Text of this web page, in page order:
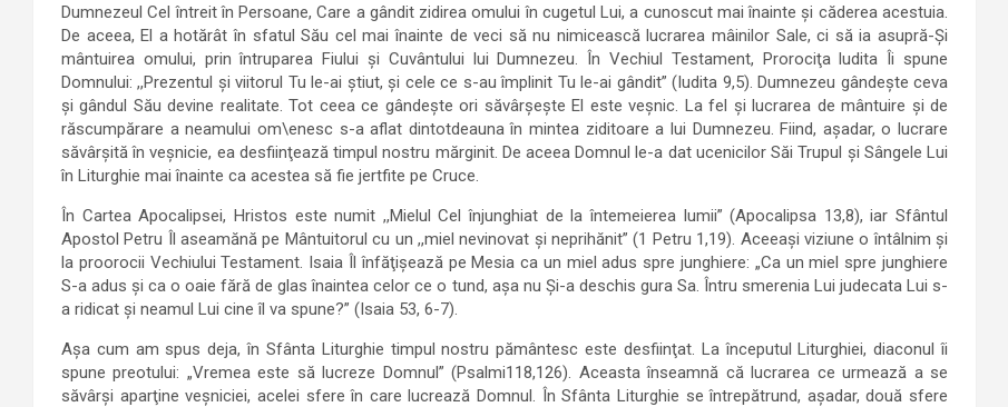
Dumnezeul Cel întreit în Persoane, Care a gândit zidirea omului în cugetul Lui, a cunoscut mai înainte şi căderea acestuia.
De aceea, El a hotărât în sfatul Său cel mai înainte de veci să nu nimicească lucrarea mâinilor Sale, ci să ia asupră-Şi
mântuirea omului, prin întruparea Fiului şi Cuvântului lui Dumnezeu. În Vechiul Testament, Prorociţa ludita Îi spune
Domnului: ,,Prezentul şi viitorul Tu le-ai ştiut, şi cele ce s-au împlinit Tu le-ai gândit” (Iudita 9,5). Dumnezeu gândeşte ceva
şi gândul Său devine realitate. Tot ceea ce gândeşte ori săvârşeşte El este veşnic. La fel şi lucrarea de mântuire şi de
răscumpărare a neamului om\enesc s-a aflat dintotdeauna în mintea ziditoare a lui Dumnezeu. Fiind, aşadar, o lucrare
săvârşită în veşnicie, ea desfiinţează timpul nostru mărginit. De aceea Domnul le-a dat ucenicilor Săi Trupul şi Sângele Lui
în Liturghie mai înainte ca acestea să fie jertfite pe Cruce.
În Cartea Apocalipsei, Hristos este numit ,,Mielul Cel înjunghiat de la întemeierea lumii” (Apocalipsa 13,8), iar Sfântul
Apostol Petru Îl aseamănă pe Mântuitorul cu un ,,miel nevinovat şi neprihănit” (1 Petru 1,19). Aceeaşi viziune o întâlnim şi
la proorocii Vechiului Testament. Isaia Îl înfăţişează pe Mesia ca un miel adus spre junghiere: „Ca un miel spre junghiere
S-a adus şi ca o oaie fără de glas înaintea celor ce o tund, aşa nu Şi-a deschis gura Sa. Întru smerenia Lui judecata Lui s-
a ridicat şi neamul Lui cine îl va spune?” (Isaia 53, 6-7).
Aşa cum am spus deja, în Sfânta Liturghie timpul nostru pământesc este desfiinţat. La începutul Liturghiei, diaconul îi
spune preotului: „Vremea este să lucreze Domnul” (Psalmi118,126). Aceasta înseamnă că lucrarea ce urmează a se
săvârşi aparţine veşniciei, acelei sfere în care lucrează Domnul. În Sfânta Liturghie se întrepătrund, aşadar, două sfere